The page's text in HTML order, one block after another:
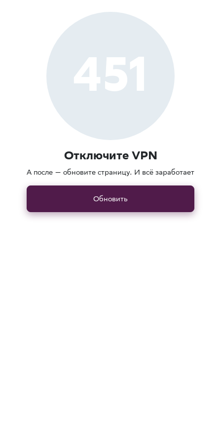
451
Отключите VPN
А после — обновите страницу. И всё заработает
Обновить